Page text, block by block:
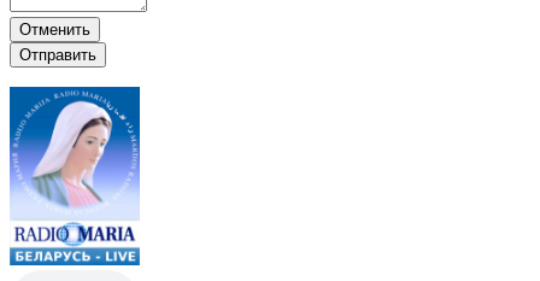
Отменить
Отправить